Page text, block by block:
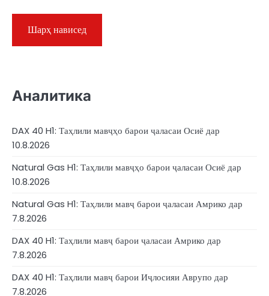
Аналитика
DAX 40 H1: Таҳлили мавҷҳо барои ҷаласаи Осиё дар
10.8.2026
Natural Gas H1: Таҳлили мавҷҳо барои ҷаласаи Осиё дар
10.8.2026
Natural Gas H1: Таҳлили мавҷ барои ҷаласаи Амрико дар
7.8.2026
DAX 40 H1: Таҳлили мавҷ барои ҷаласаи Амрико дар
7.8.2026
DAX 40 H1: Таҳлили мавҷ барои Иҷлосияи Аврупо дар
7.8.2026